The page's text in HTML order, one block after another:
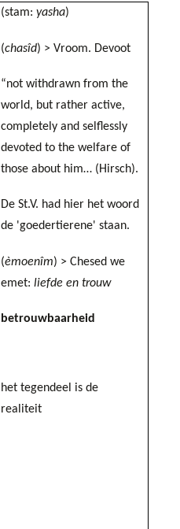
(stam:yasha)
(chasîd) > Vroom. Devoot
“not withdrawn from the
world, but rather active,
completely and selflessly
devoted to the welfare of
those about him… (Hirsch).
De St.V. had hier het woord
de 'goedertierene' staan.
(èmoenîm) > Chesed we
emet:liefde en trouw
betrouwbaarheid
het tegendeel is de
realiteit